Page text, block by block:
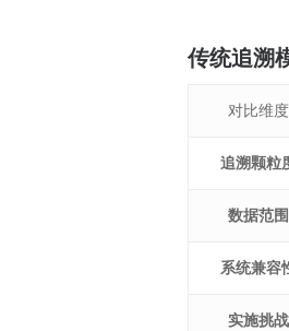
传统追溯
对比维度
追溯颗粒
数据范围
系统兼容
实施挑战